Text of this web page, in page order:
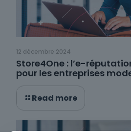
12 décembre 2024
Store4One : l’e-
pour les entreprises
Read more